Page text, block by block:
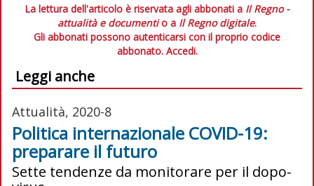
La lettura dell'articolo è riservata agli abbonati a Il Regno -
attualità e documentio a Il Regno digitale.
Gli abbonati possono autenticarsi con il proprio codice
abbonato. Accedi.
Leggi anche
Attualità, 2020-8
Politica internazionale COVID-19:
preparare il futuro
Sette tendenze da monitorare per il dopo-